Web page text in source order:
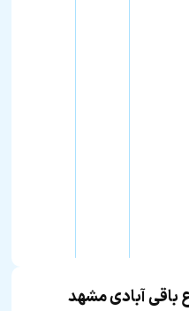
باقی آبادی مشهد